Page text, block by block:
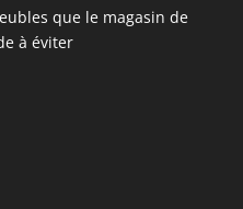
que le magasin de
à éviter